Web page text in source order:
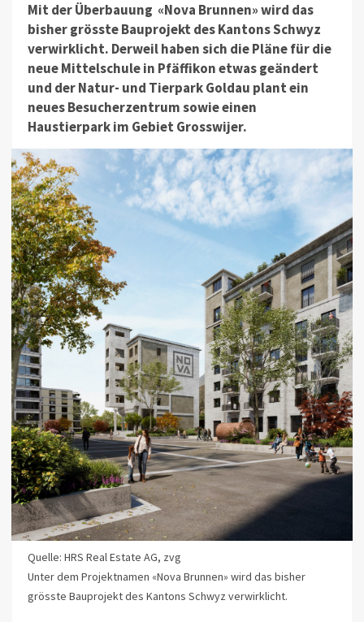
Mit der Überbauung «Nova Brunnen» wird das
bisher grösste Bauprojekt des Kantons Schwyz
verwirklicht. Derweil haben sich die Pläne für die
neue Mittelschule in Pfäffikon etwas geändert
und der Natur- und Tierpark Goldau plant ein
neues Besucherzentrum sowie einen
Haustierpark im Gebiet Grosswijer.
Quelle: HRS Real Estate AG, zvg
Unter dem Projektnamen «Nova Brunnen» wird das bisher
grösste Bauprojekt des Kantons Schwyz verwirklicht.